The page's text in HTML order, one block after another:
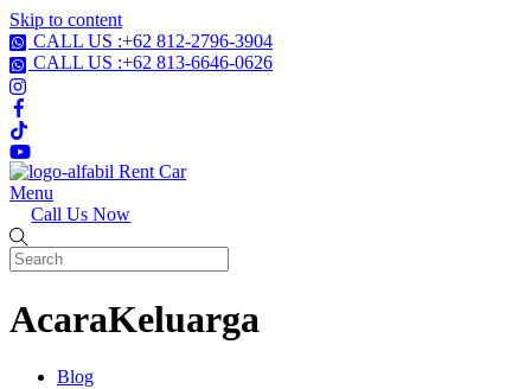
Skip to content
CALL US :+62 812-2796-3904
CALL US :+62 813-6646-0626
Menu
Call Us Now
AcaraKeluarga
Blog